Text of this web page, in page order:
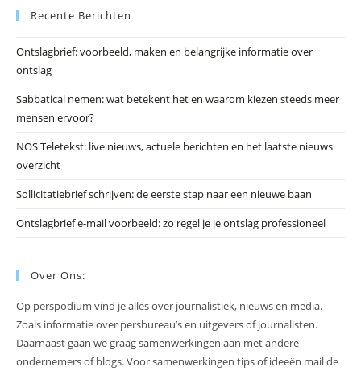
Recente Berichten
Ontslagbrief: voorbeeld, maken en belangrijke informatie over
ontslag
Sabbatical nemen: wat betekent het en waarom kiezen steeds meer
mensen ervoor?
NOS Teletekst: live nieuws, actuele berichten en het laatste nieuws
overzicht
Sollicitatiebrief schrijven: de eerste stap naar een nieuwe baan
Ontslagbrief e-mail voorbeeld: zo regel je je ontslag professioneel
Over Ons:
Op perspodium vind je alles over journalistiek, nieuws en media.
Zoals informatie over persbureau’s en uitgevers of journalisten.
Daarnaast gaan we graag samenwerkingen aan met andere
ondernemers of blogs. Voor samenwerkingen tips of ideeën mail de